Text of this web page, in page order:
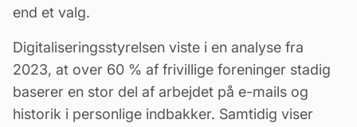
end et valg.
Digitaliseringsstyrelsen viste i en analyse fra
2023, at over 60 % af frivillige foreninger stadig
baserer en stor del af arbejdet på e-mails og
historik i personlige indbakker. Samtidig viser